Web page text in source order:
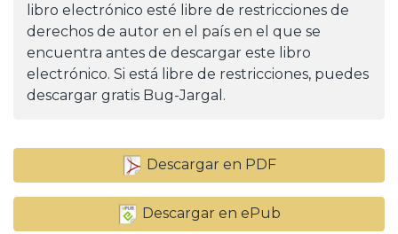
libro electrónico esté libre de restricciones de
derechos de autor en el país en el que se
encuentra antes de descargar este libro
electrónico. Si está libre de restricciones, puedes
descargar gratis Bug-Jargal.
Descargar en PDF
Descargar en ePub